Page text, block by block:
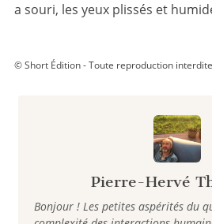
Pierre-Hervé
Bonjour ! Les petites aspérités du
a souri, les yeux plissés et
© Short Édition - Toute reproduction